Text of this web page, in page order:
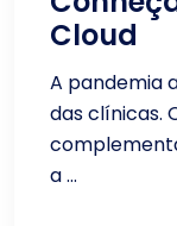
Cloud
A pandemia
das clínicas.
a ...